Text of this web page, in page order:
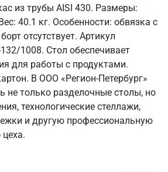
из трубы AISI 430. Размеры:
40.1 кг. Особенности: обвязка с
отсутствует. Артикул
1008. Стол обеспечивает
для работы с продуктами.
В ООО «Регион-Петербург»
не только разделочные столы, но
технологические стеллажи,
и другую профессиональную